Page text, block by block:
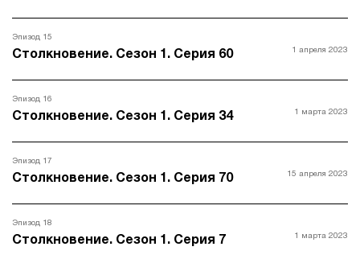
Эпизод 15
Столкновение. Сезон 1. Серия 60 1 апреля 2023
Эпизод 16
Столкновение. Сезон 1. Серия 34 1 марта 2023
Эпизод 17
Столкновение. Сезон 1. Серия 70 15 апреля 2023
Эпизод 18
Столкновение. Сезон 1. Серия 7 1 марта 2023